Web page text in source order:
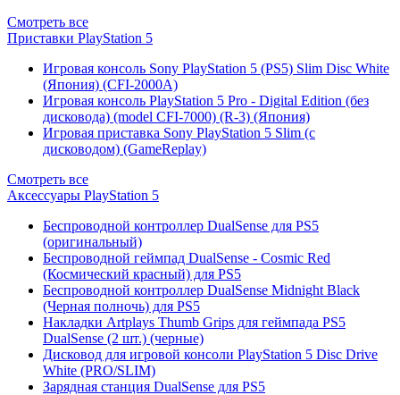
Смотреть все
Приставки PlayStation 5
Игровая консоль Sony PlayStation 5 (PS5) Slim Disc White
(Япония) (CFI-2000A)
Игровая консоль PlayStation 5 Pro - Digital Edition (без
дисковода) (model CFI-7000) (R-3) (Япония)
Игровая приставка Sony PlayStation 5 Slim (с
дисководом) (GameReplay)
Смотреть все
Аксессуары PlayStation 5
Беспроводной контроллер DualSense для PS5
(оригинальный)
Беспроводной геймпад DualSense - Cosmic Red
(Космический красный) для PS5
Беспроводной контроллер DualSense Midnight Black
(Черная полночь) для PS5
Накладки Artplays Thumb Grips для геймпада PS5
DualSense (2 шт.) (черные)
Дисковод для игровой консоли PlayStation 5 Disc Drive
White (PRO/SLIM)
Зарядная станция DualSense для PS5